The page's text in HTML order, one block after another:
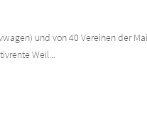
und von 40 Vereinen der
Weil...